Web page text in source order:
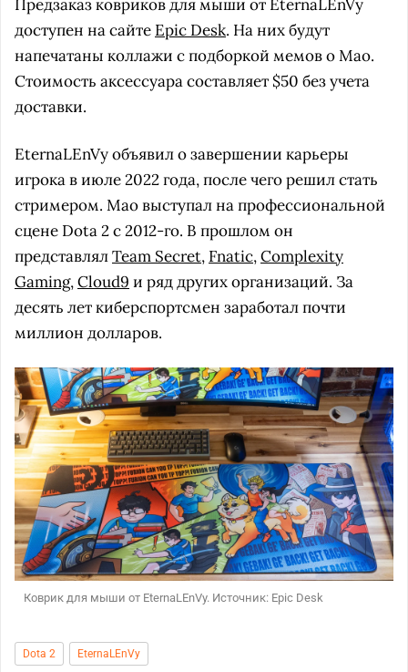
Предзаказ ковриков для мыши от EternaLEnVy
доступен на сайте Epic Desk. На них будут
напечатаны коллажи с подборкой мемов о Мао.
Стоимость аксессуара составляет $50 без учета
доставки.
EternaLEnVy объявил о завершении карьеры
игрока в июле 2022 года, после чего решил стать
стримером. Мао выступал на профессиональной
сцене Dota 2 с 2012-го. В прошлом он
представлялTeam Secret, Fnatic,Complexity
Gaming,Cloud9 и ряд других организаций. За
десять лет киберспортсмен заработал почти
миллион долларов.
Коврик для мыши от EternaLEnVy. Источник: Epic Desk
Dota 2 EternaLEnVy